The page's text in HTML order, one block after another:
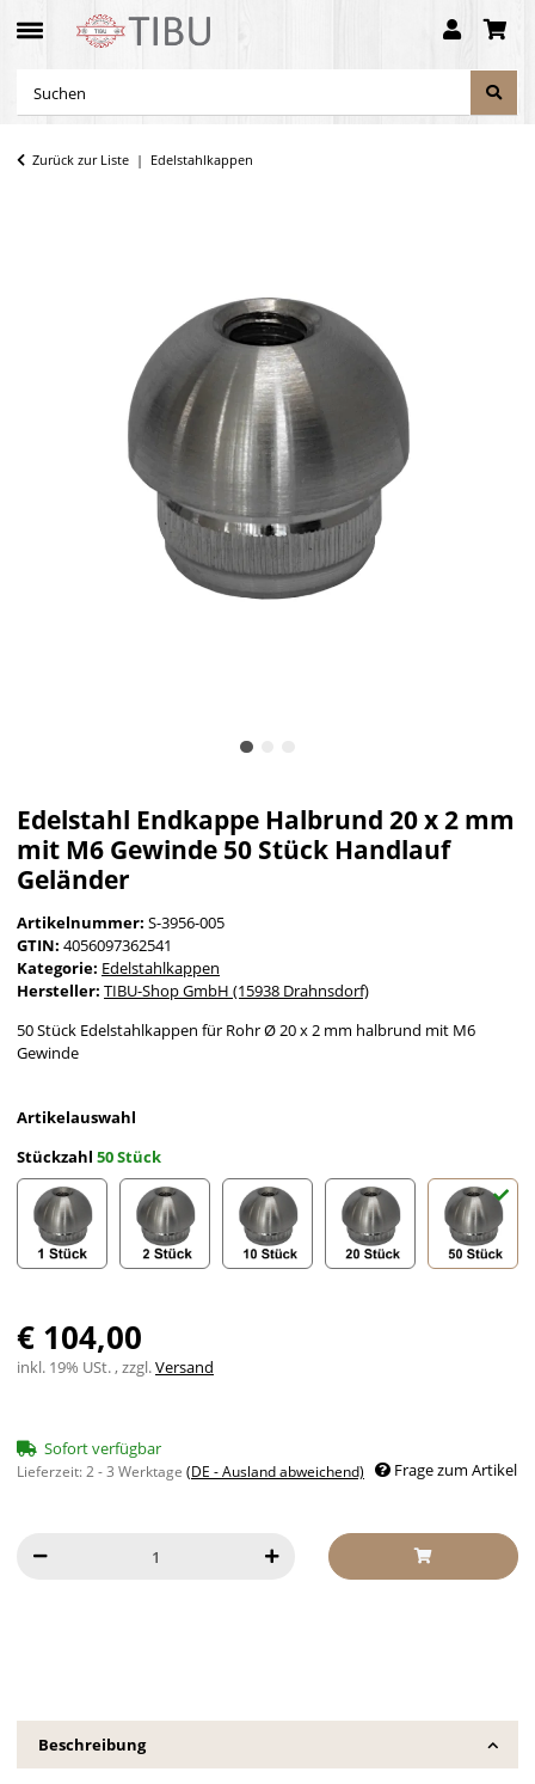
Zurück zur Liste Edelstahlkappen
Edelstahl Endkappe Halbrund 20 x 2 mm
mit M6 Gewinde 50 Stück Handlauf
Geländer
Artikelnummer: S-3956-005
GTIN: 4056097362541
Kategorie: Edelstahlkappen
Hersteller: TIBU-Shop GmbH (15938 Drahnsdorf)
50 Stück Edelstahlkappen für Rohr Ø 20 x 2 mm halbrund mit M6
Gewinde
Artikelauswahl
Stückzahl 50 Stück
€ 104,00
inkl. 19% USt. , zzgl.Versand
Sofort verfügbar
Lieferzeit:2 - 3 Werktage (DE - Ausland abweichend) Frage zum Artikel
Beschreibung